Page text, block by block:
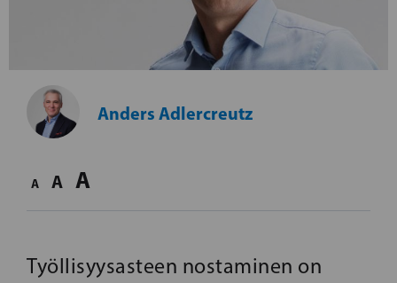
Anders Adlercreutz
A A A
Työllisyysasteen nostaminen on